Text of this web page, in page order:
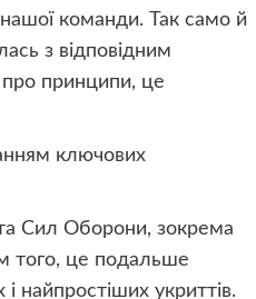
нашої команди. Так само й
з відповідним
принципи, це
ключових
Сил Оборони, зокрема
того, це подальше
найпростіших укриттів.